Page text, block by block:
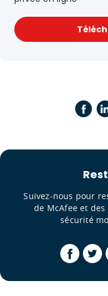
Suivez-nous pour
de McAfee et
sécurité